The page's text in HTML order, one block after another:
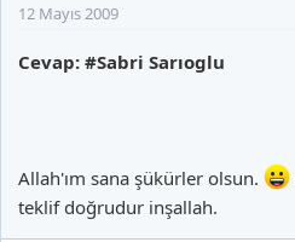
12 Mayıs 2009
Cevap: #Sabri Sarıoglu
Allah'ım sana şükürler olsun.
teklif doğrudur inşallah.